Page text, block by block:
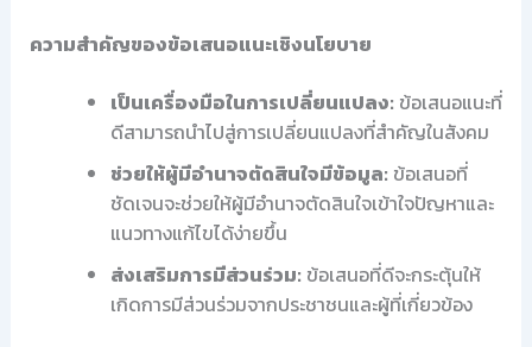
ความสำคัญของข้อเสนอแนะเชิงนโยบาย
เป็นเครื่องมือในการเปลี่ยนแปลง: ข้อเสนอแนะที่
ดีสามารถนำไปสู่การเปลี่ยนแปลงที่สำคัญในสังคม
ช่วยให้ผู้มีอำนาจตัดสินใจมีข้อมูล: ข้อเสนอที่
ชัดเจนจะช่วยให้ผู้มีอำนาจตัดสินใจเข้าใจปัญหาและ
แนวทางแก้ไขได้ง่ายขึ้น
ส่งเสริมการมีส่วนร่วม: ข้อเสนอที่ดีจะกระตุ้นให้
เกิดการมีส่วนร่วมจากประชาชนและผู้ที่เกี่ยวข้อง